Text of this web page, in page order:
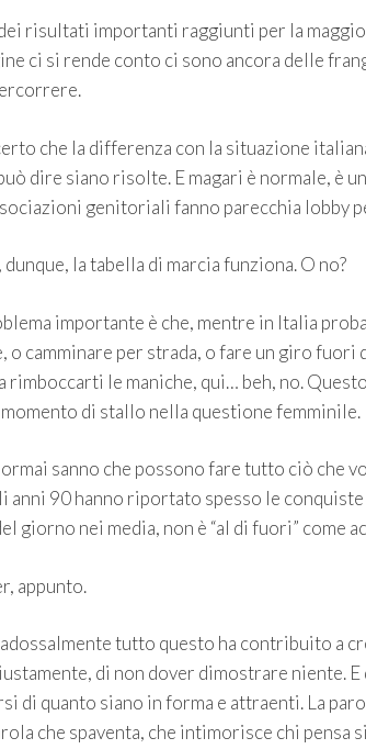
risultati importanti raggiunti per la
ci si rende conto ci sono ancora delle
che la differenza con la situazione
dire siano risolte. E magari è normale, è
genitoriali fanno parecchia lobby
la tabella di marcia funziona. O no?
importante è che, mentre in Italia
o camminare per strada, o fare un giro fuori
rimboccarti le maniche, qui… beh, no.
momento di stallo nella questione femminile.
ormai sanno che possono fare tutto ciò che
anni 90 hanno riportato spesso le
giorno nei media, non è “al di fuori” come
appunto.
tutto questo ha contribuito a
di non dover dimostrare niente.
di quanto siano in forma e attraenti. La
che spaventa, che intimorisce chi